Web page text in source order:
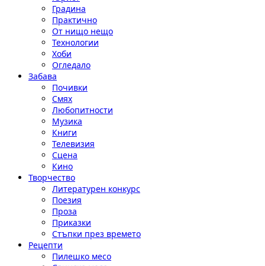
Градина
Практично
От нищо нещо
Технологии
Хоби
Огледало
Забава
Почивки
Смях
Любопитности
Музика
Книги
Телевизия
Сцена
Кино
Творчество
Литературен конкурс
Поезия
Проза
Приказки
Стъпки през времето
Рецепти
Пилешко месо